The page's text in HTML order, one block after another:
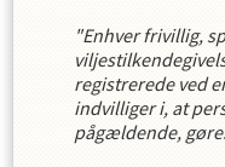
"Enhver frivillig,
registrerede ved
indvilliger i, at
pågældende,